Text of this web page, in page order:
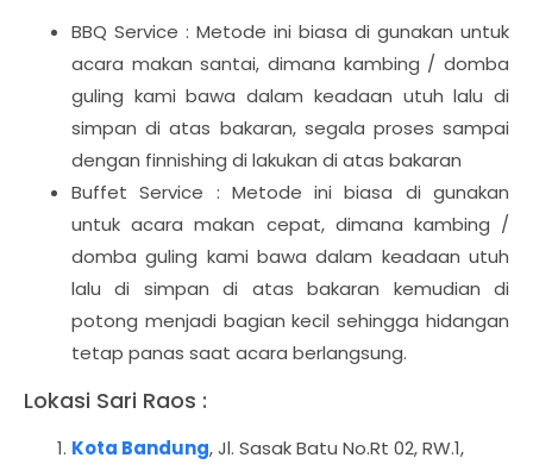
BBQ Service : Metode ini biasa di gunakan untuk
acara makan santai, dimana kambing / domba
guling kami bawa dalam keadaan utuh lalu di
simpan di atas bakaran, segala proses sampai
dengan finnishing di lakukan di atas bakaran
Buffet Service : Metode ini biasa di gunakan
untuk acara makan cepat, dimana kambing /
domba guling kami bawa dalam keadaan utuh
lalu di simpan di atas bakaran kemudian di
potong menjadi bagian kecil sehingga hidangan
tetap panas saat acara berlangsung.
Lokasi Sari Raos :
Kota Bandung, Jl. Sasak Batu No.Rt 02, RW.1,